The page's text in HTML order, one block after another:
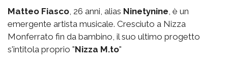
Matteo Fiasco , 26 anni, alias Ninetynine , è un
emergente artista musicale. Cresciuto a Nizza
Monferrato fin da bambino, il suo ultimo progetto
s'intitola proprio "Nizza M.to"